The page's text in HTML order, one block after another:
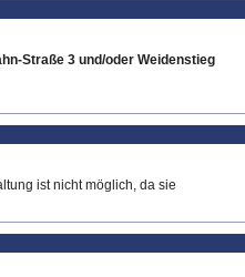
Straße 3 und/oder Weidenstieg
ist nicht möglich, da sie